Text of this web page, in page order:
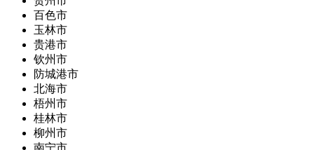
百色市
玉林市
贵港市
钦州市
防城港市
北海市
梧州市
桂林市
柳州市
南宁市